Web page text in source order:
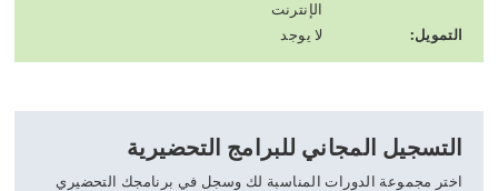
الإنترنت
التمويل:
لا يوجد
التسجيل المجاني للبرامج التحضيرية
اختر مجموعة الدورات المناسبة لك وسجل في برنامجك التحضيري